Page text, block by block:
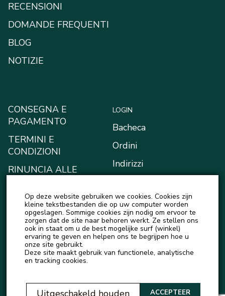
RECENSIONI
DOMANDE FREQUENTI
BLOG
NOTIZIE
CONSEGNA E
PAGAMENTO
TERMINI E
CONDIZIONI
RINUNCIA ALLE
RISARCIMENTO
INFORMATIVA SULLA
PRIVACY
LOGIN
Bacheca
Ordini
Indirizzi
Il mio portafoglio
Account details
Logout
Op deze website gebruiken we cookies. Cookies zijn
kleine tekstbestanden die op uw computer worden
opgeslagen. Sommige cookies zijn nodig om ervoor te
zorgen dat de site naar behoren werkt. Ze stellen ons
ook in staat om u de best mogelijke surf (winkel)
ervaring te geven en helpen ons te begrijpen hoe u
onze site gebruikt.
Deze site maakt gebruik van functionele, analytische
en tracking cookies.
ACCEPTEER